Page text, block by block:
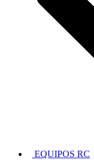
EQUIPOS RC